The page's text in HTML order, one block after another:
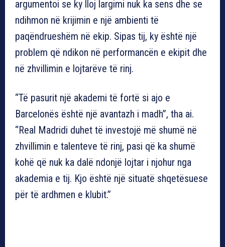
argumentoi se ky lloj largimi nuk ka sens dhe se
ndihmon në krijimin e një ambienti të
paqëndrueshëm në ekip. Sipas tij, ky është një
problem që ndikon në performancën e ekipit dhe
në zhvillimin e lojtarëve të rinj.
“Të pasurit një akademi të fortë si ajo e
Barcelonës është një avantazh i madh”, tha ai.
“Real Madridi duhet të investojë më shumë në
zhvillimin e talenteve të rinj, pasi që ka shumë
kohë që nuk ka dalë ndonjë lojtar i njohur nga
akademia e tij. Kjo është një situatë shqetësuese
për të ardhmen e klubit.”